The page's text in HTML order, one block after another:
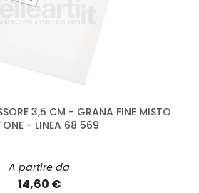
3,5 CM - GRANA FINE MISTO
- LINEA 68 569
A partire da
14,60 €